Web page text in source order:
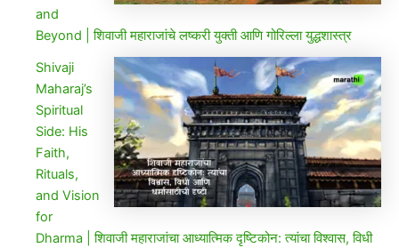
and
Beyond | शिवाजी महाराजांचे लष्करी युक्ती आणि गोरिल्ला युद्धशास्त्र
Shivaji
Maharaj’s
Spiritual
Side: His
Faith,
Rituals,
and Vision
for
Dharma | शिवाजी महाराजांचा आध्यात्मिक दृष्टिकोन: त्यांचा विश्वास, विधी